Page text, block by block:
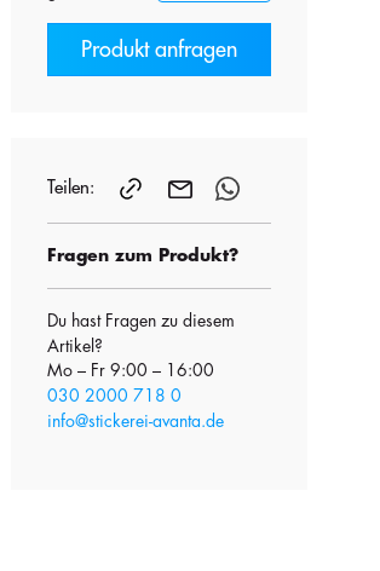
Produkt anfragen
Teilen:
Fragen zum Produkt?
Du hast Fragen zu diesem
Artikel?
Mo – Fr 9:00 – 16:00
030 2000 718 0
info@stickerei-avanta.de